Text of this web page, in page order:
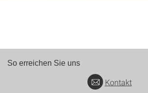
So erreichen Sie uns
Kontakt